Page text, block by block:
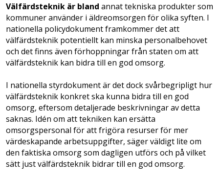
Välfärdsteknik är bland annat tekniska produkter som
kommuner använder ­­i äldreomsorgen för olika syften. I
nationella policydokument framkommer det att
välfärdsteknik potentiellt kan minska personalbehovet
och det finns även förhoppningar från staten om att
välfärdsteknik kan bidra till en god omsorg.
I nationella styrdokument är det dock svårbegripligt hur
välfärdsteknik konkret ska kunna bidra till en god
omsorg, eftersom detaljerade beskrivningar av detta
saknas. Idén om att tekniken kan ersätta
omsorgspersonal för att frigöra resurser för mer
värdeskapande­ ­arbetsuppgifter, säger väldigt lite om
den faktiska omsorg som dagligen utförs och på vilket
sätt just välfärdsteknik bidrar till en god omsorg.